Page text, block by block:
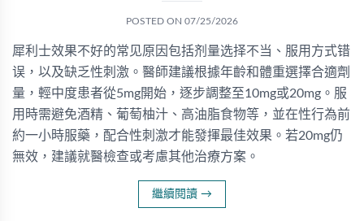
POSTED ON 07/25/2026
犀利士效果不好的常见原因包括剂量选择不当、服用方式错
误，以及缺乏性刺激。醫師建議根據年齡和體重選擇合適劑
量，輕中度患者從5mg開始，逐步調整至10mg或20mg。服
用時需避免酒精、葡萄柚汁、高油脂食物等，並在性行為前
約一小時服藥，配合性刺激才能發揮最佳效果。若20mg仍
無效，建議就醫檢查或考慮其他治療方案。
繼續閱讀 →